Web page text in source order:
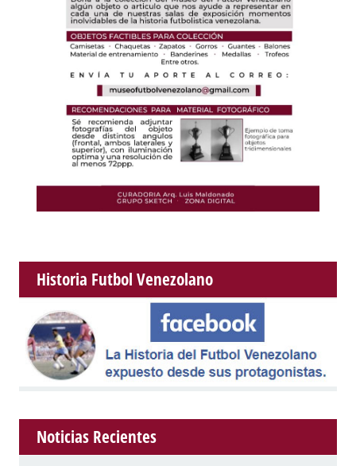
Historia Futbol Venezolano
Noticias Recientes